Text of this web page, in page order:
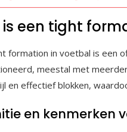
een tight
formation in voetbal is een
meestal met
en effectief blokken,
en kenmerken